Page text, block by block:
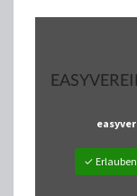
✓ Erlauben